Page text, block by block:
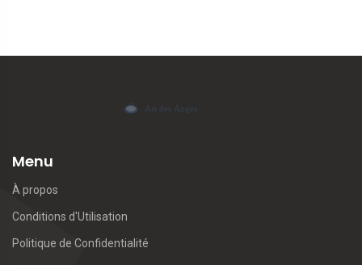
Menu
À propos
Conditions d'Utilisation
Politique de Confidentialité